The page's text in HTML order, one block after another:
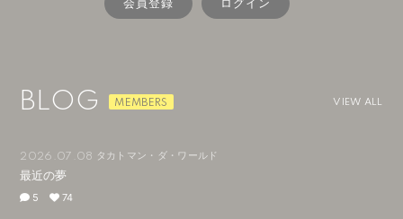
会員登録 ログイン
BLOG VIEW ALL
2026.07.08 タカトマン・ダ・ワールド
最近の夢
5 74